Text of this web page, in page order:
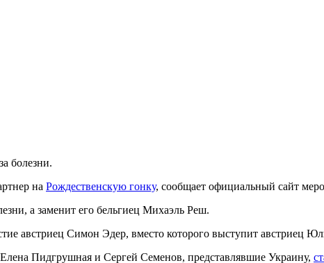
болезни.
на Рождественскую гонку, сообщает официальный сайт
а заменит его бельгиец Михаэль Реш.
австриец Симон Эдер, вместо которого выступит австриец
Пидгрушная и Сергей Семенов, представлявшие Украину,